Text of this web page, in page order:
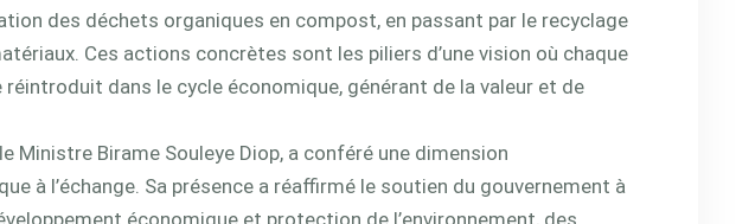
des déchets organiques en compost, en passant par le recyclage
Ces actions concrètes sont les piliers d’une vision où chaque
réintroduit dans le cycle économique, générant de la valeur et de
Ministre Birame Souleye Diop, a conféré une dimension
à l’échange. Sa présence a réaffirmé le soutien du gouvernement à
économique et protection de l’environnement, des